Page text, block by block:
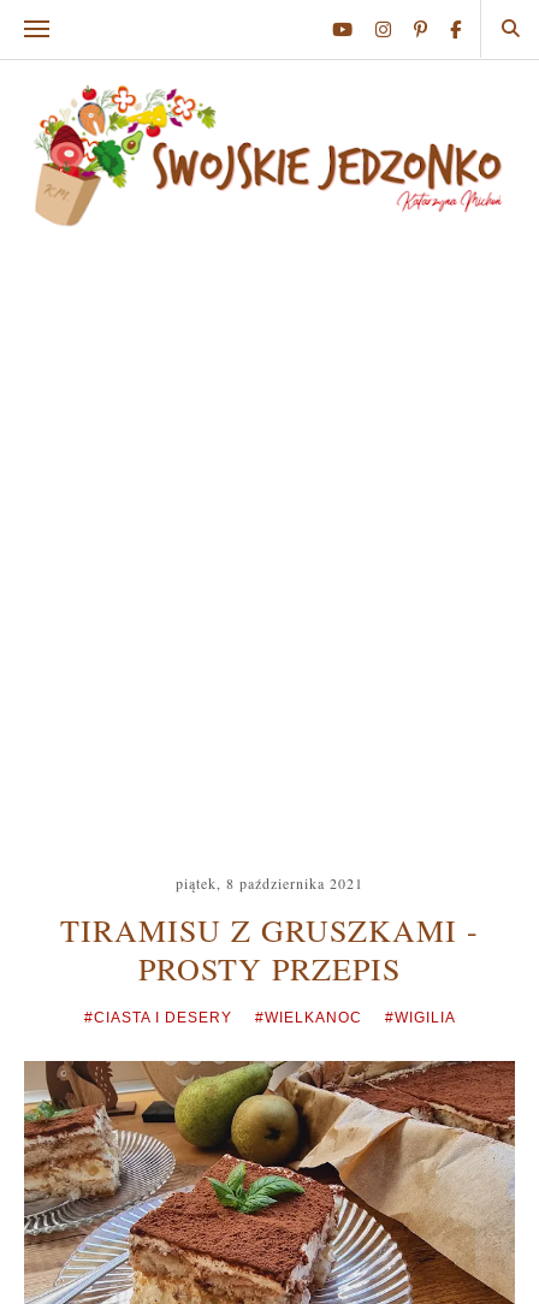
piątek, 8 października 2021
TIRAMISU Z GRUSZKAMI -
PROSTY PRZEPIS
#CIASTA I DESERY #WIELKANOC #WIGILIA